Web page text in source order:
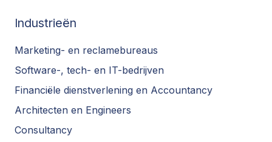
Industrieën
Marketing- en reclamebureaus
Software-, tech- en IT-bedrijven
Financiële dienstverlening en Accountancy
Architecten en Engineers
Consultancy